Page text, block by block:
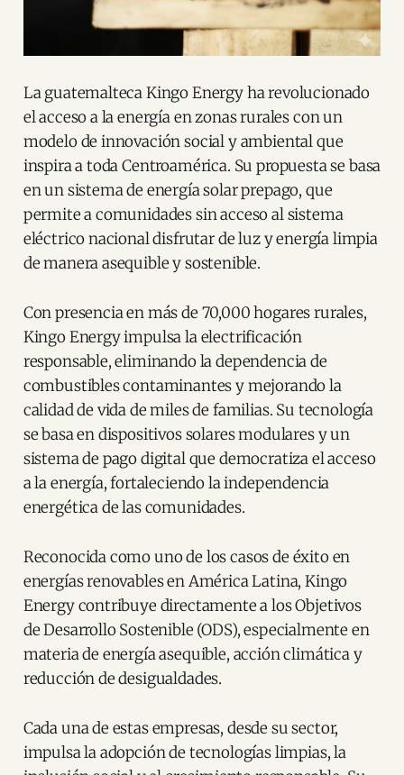
La guatemalteca Kingo Energy ha revolucionado
el acceso a la energía en zonas rurales con un
modelo de innovación social y ambiental que
inspira a toda Centroamérica. Su propuesta se basa
en un sistema de energía solar prepago, que
permite a comunidades sin acceso al sistema
eléctrico nacional disfrutar de luz y energía limpia
de manera asequible y sostenible.
Con presencia en más de 70,000 hogares rurales,
Kingo Energy impulsa la electrificación
responsable, eliminando la dependencia de
combustibles contaminantes y mejorando la
calidad de vida de miles de familias. Su tecnología
se basa en dispositivos solares modulares y un
sistema de pago digital que democratiza el acceso
a la energía, fortaleciendo la independencia
energética de las comunidades.
Reconocida como uno de los casos de éxito en
energías renovables en América Latina, Kingo
Energy contribuye directamente a los Objetivos
de Desarrollo Sostenible (ODS), especialmente en
materia de energía asequible, acción climática y
reducción de desigualdades.
Cada una de estas empresas, desde su sector,
impulsa la adopción de tecnologías limpias, la